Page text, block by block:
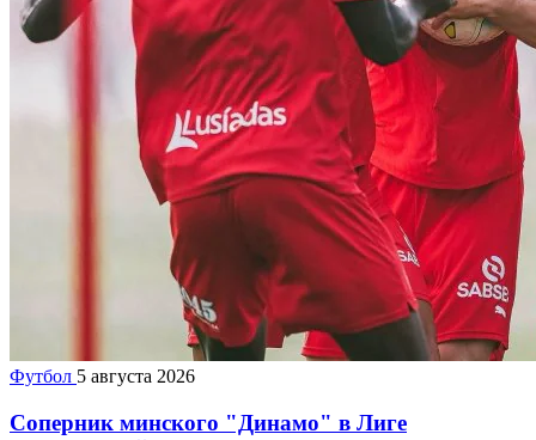
Футбол 5 августа 2026
Соперник минского "Динамо" в Лиге